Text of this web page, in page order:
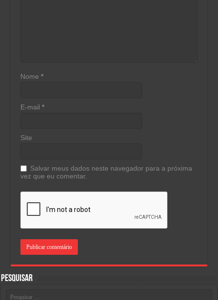
Nome*
E-mail*
Site
Salvar meus dados neste navegador para a próxima
vez que eu comentar.
Pesquisar